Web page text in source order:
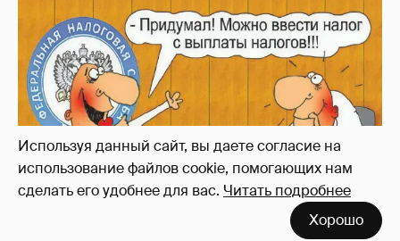
Используя данный сайт, вы даете согласие на
использование файлов cookie, помогающих нам
сделать его удобнее для вас. Читать подробнее
Хорошо
Зачем нам вообще платить налоги? (или:
как работают наши деньги, когда мы
заикаемся о защите прав)